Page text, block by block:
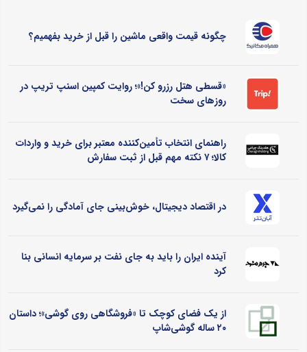
چگونه قیمت واقعی ماشین را قبل از خرید بفهمیم؟
«قسطی هتل رزرو کن!»؛ روایت کمپین اسنپ تریپ در
روزهای سخت
راهنمای انتخاب تأمین‌کننده معتبر برای خرید و واردات
کالا؛ ۷ نکته مهم قبل از ثبت سفارش
در اقتصاد دیجیتال، خوش‌بینی جای آمادگی را نمی‌گیرد
آینده ایران را باید به جای نفت بر سرمایه انسانی بنا
کرد
از یک فضای کوچک تا «فروشگاهی روی گوشی»؛ داستان
۲۰ ساله گوشی‌شاپ